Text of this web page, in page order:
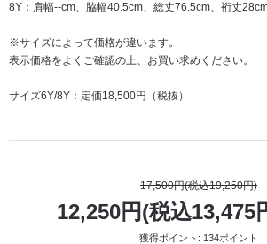
8Y：肩幅--cm、脇幅40.5cm、総丈76.5cm、裄丈
※サイズによって価格が違います。
表示価格をよくご確認の上、お買い求めください。
サイズ6Y/8Y：定価18,500円（税抜）
17,500円(税込19,250円)
12,250円(税込13,475
獲得ポイント: 134ポイント